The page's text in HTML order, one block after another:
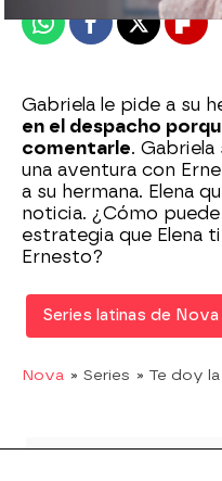
WhatsappFacebook
X
Gabriela le pide a su
en el despacho
comentarle.
una aventura con
a su hermana. Elena
noticia. ¿Cómo
estrategia que Elena
Ernesto?
Series latinas de Nova
Nova » Series » Te doy